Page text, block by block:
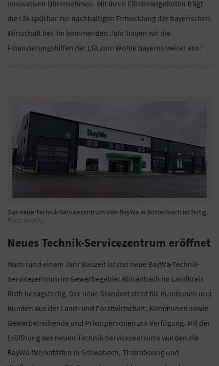
innovativen Unternehmen. Mit ihren Förderangeboten trägt
die LfA spürbar zur nachhaltigen Entwicklung der bayerischen
Wirtschaft bei. Im kommenden Jahr bauen wir die
Finanzierungshilfen der LfA zum Wohle Bayerns weiter aus.“
Das neue Technik-Servicezentrum von BayWa in Röttenbach ist fertig.
Foto: BayWa
Neues Technik-Servicezentrum eröffnet
Nach rund einem Jahr Bauzeit ist das neue BayWa-Technik-
Servicezentrum im Gewerbegebiet Röttenbach im Landkreis
Roth bezugsfertig. Der neue Standort steht für Kundinnen und
Kunden aus der Land- und Forstwirtschaft, Kommunen sowie
Gewerbetreibende und Privatpersonen zur Verfügung. Mit der
Eröffnung des neuen Technik-Servicezentrums wurden die
BayWa-Werkstätten in Schwabach, Thalmässing und